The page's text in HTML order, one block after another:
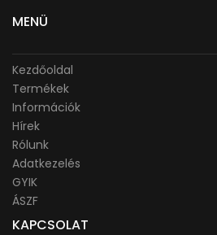
MENÜ
Kezdőoldal
Termékek
Információk
Hírek
Rólunk
Adatkezelés
GYIK
ÁSZF
KAPCSOLAT